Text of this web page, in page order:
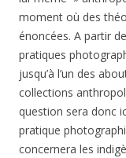
moment où des
énoncées. A partir
pratiques
jusqu’à l’un des
collections
question sera donc
pratique
concernera les